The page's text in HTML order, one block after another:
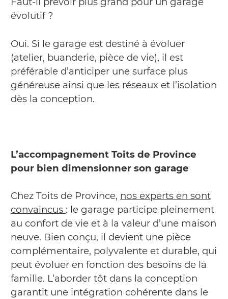
évolutif ?
Oui. Si le garage est destiné à évoluer
(atelier, buanderie, pièce de vie), il est
préférable d’anticiper une surface plus
généreuse ainsi que les réseaux et l’isolation
dès la conception.
L’accompagnement Toits de Province
pour bien dimensionner son garage
Chez Toits de Province, nos experts en sont
convaincus : le garage participe pleinement
au confort de vie et à la valeur d’une maison
neuve. Bien conçu, il devient une pièce
complémentaire, polyvalente et durable, qui
peut évoluer en fonction des besoins de la
famille. L’aborder tôt dans la conception
garantit une intégration cohérente dans le